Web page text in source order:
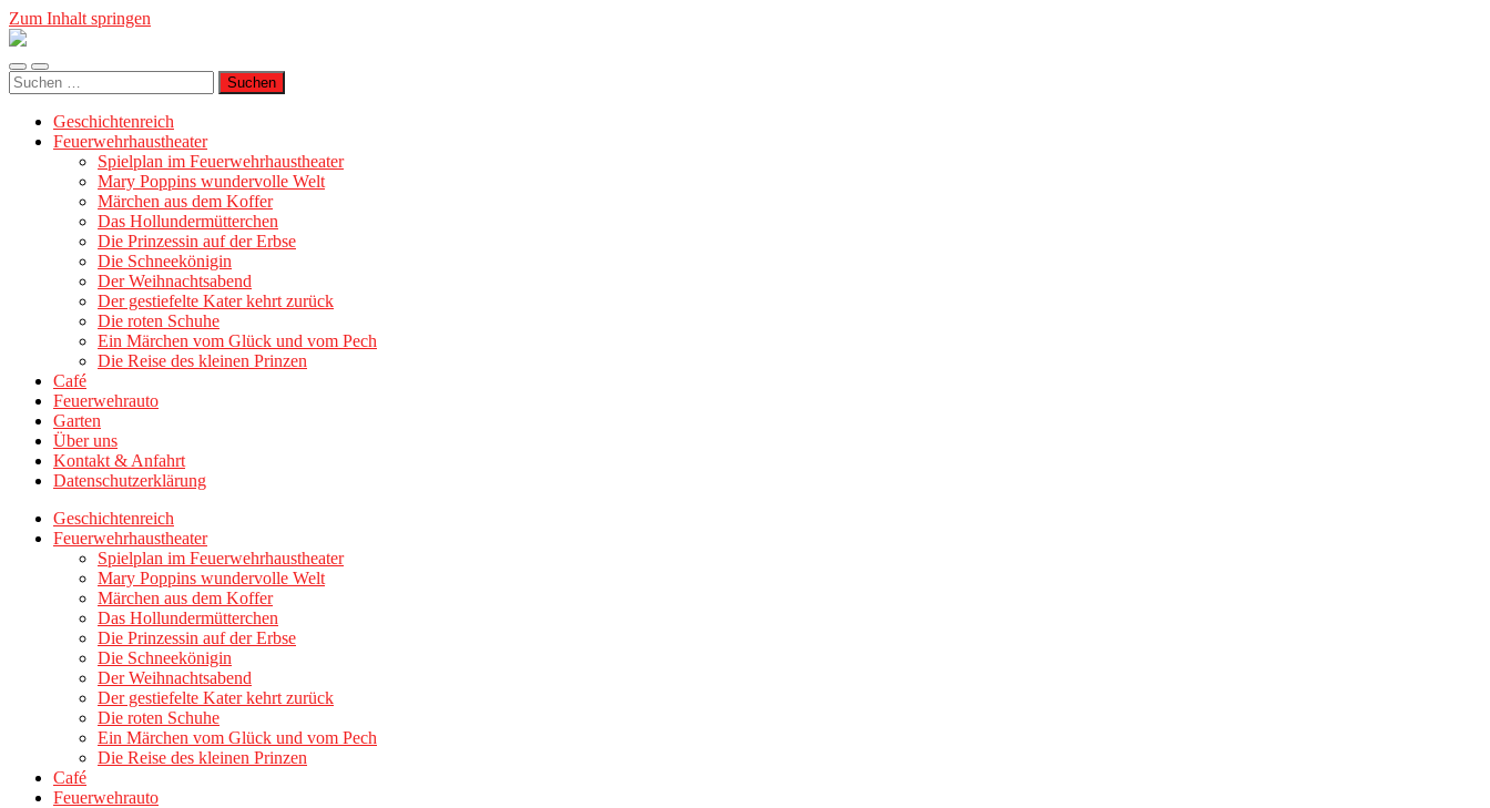
Zum Inhalt springen
Geschichtenreich
Mobile-
Menü
Suchfeld
ein-/ausblenden
Suche
nach:
Geschichtenreich
Feuerwehrhaustheater
Spielplan im Feuerwehrhaustheater
Mary Poppins wundervolle Welt
Märchen aus dem Koffer
Das Hollundermütterchen
Die Prinzessin auf der Erbse
Die Schneekönigin
Der Weihnachtsabend
Der gestiefelte Kater kehrt zurück
Die roten Schuhe
Ein Märchen vom Glück und vom Pech
Die Reise des kleinen Prinzen
Café
Feuerwehrauto
Garten
Über uns
Kontakt & Anfahrt
Datenschutzerklärung
Geschichtenreich
Feuerwehrhaustheater
Spielplan im Feuerwehrhaustheater
Mary Poppins wundervolle Welt
Märchen aus dem Koffer
Das Hollundermütterchen
Die Prinzessin auf der Erbse
Die Schneekönigin
Der Weihnachtsabend
Der gestiefelte Kater kehrt zurück
Die roten Schuhe
Ein Märchen vom Glück und vom Pech
Die Reise des kleinen Prinzen
Café
Feuerwehrauto